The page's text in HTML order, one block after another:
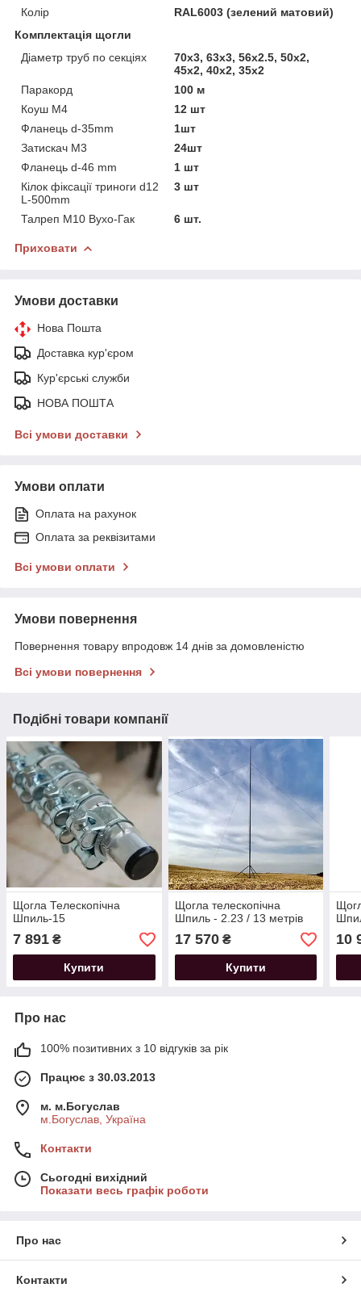
Колір
RAL6003 (зелений матовий)
Комплектація щогли
Діаметр труб по секціях
70х3, 63х3, 56х2.5, 50х2,
45х2, 40х2, 35х2
Паракорд
100 м
Коуш М4
12 шт
Фланець d-35mm
1шт
Затискач М3
24шт
Фланець d-46 mm
1 шт
Кілок фіксації триноги d12
L-500mm
3 шт
Талреп М10 Вухо-Гак 6 шт.
Приховати
Умови доставки
Нова Пошта
Доставка кур'єром
Кур'єрські служби
НОВА ПОШТА
Всі умови доставки
Умови оплати
Оплата на рахунок
Оплата за реквізитами
Всі умови оплати
Умови повернення
Повернення товару впродовж 14 днів за домовленістю
Всі умови повернення
Подібні товари компанії
Щогла Телескопічна
Шпиль-15
7 891 ₴
Купити
Щогла телескопічна
Шпиль - 2.23 / 13 метрів
17 570₴
Купити
10
Про нас
100% позитивних з 10 відгуків за рік
Працює з 30.03.2013
м. м.Богуслав
м.Богуслав, Україна
Контакти
Сьогодні вихідний
Показати весь графік роботи
Про нас
Контакти